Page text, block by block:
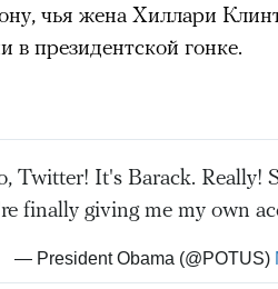
чья жена Хиллари
в президентской гонке.
Twitter! It's Barack. Really!
finally giving me my own
— President Obama (@POTUS)